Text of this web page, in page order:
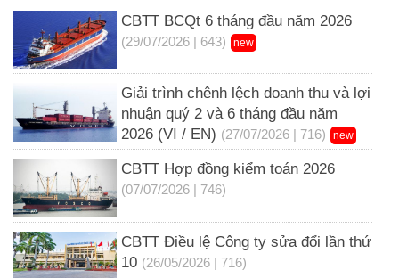
CBTT BCQt 6 tháng đầu năm 2026
(29/07/2026 | 643) new
Giải trình chênh lệch doanh thu và lợi
nhuận quý 2 và 6 tháng đầu năm
2026 (VI / EN) (27/07/2026 | 716) new
CBTT Hợp đồng kiểm toán 2026
(07/07/2026 | 746)
CBTT Điều lệ Công ty sửa đổi lần thứ
10 (26/05/2026 | 716)